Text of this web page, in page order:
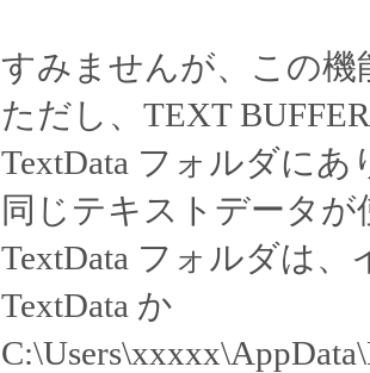
すみませんが、この機
ただし、TEXT
TextData フォルダに
同じテキストデータが
TextData フォルダは
TextData か